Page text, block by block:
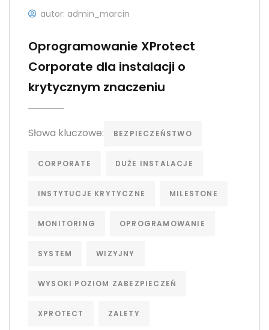
autor: admin_marcin
Oprogramowanie XProtect
Corporate dla instalacji o
krytycznym znaczeniu
Słowa kluczowe: BEZPIECZEŃSTWO
CORPORATE DUŻE INSTALACJE
INSTYTUCJE KRYTYCZNE MILESTONE
MONITORING OPROGRAMOWANIE
SYSTEM WIZYJNY
WYSOKI POZIOM ZABEZPIECZEŃ
XPROTECT ZALETY